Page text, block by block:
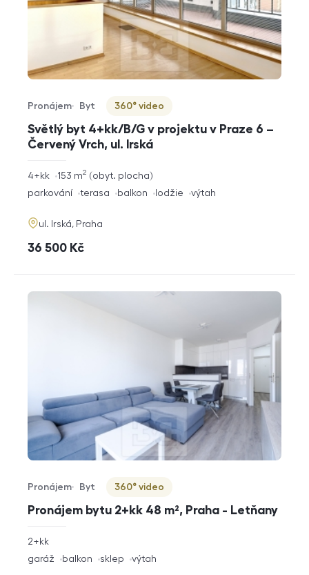
Světlý byt 4+kk/B/G v projektu v Praze 6 –
Červený Vrch, ul. Irská
Typ nabídky
Pronájem
Typ nemovitosti
Byt
Virtuální prohlídka
360° video
rozměry
dispozice
4+kk obyt. plocha
153 m2
funkce
parkování terasa balkon lodžie výtah
adresa
ul. Irská, Praha
cena
36 500 Kč
Pronájem bytu 2+kk 48 m², Praha - Letňany
Typ nabídky
Pronájem
Typ nemovitosti
Byt
Virtuální prohlídka
360° video
rozměry
2+kk
funkce
garáž balkon sklep výtah